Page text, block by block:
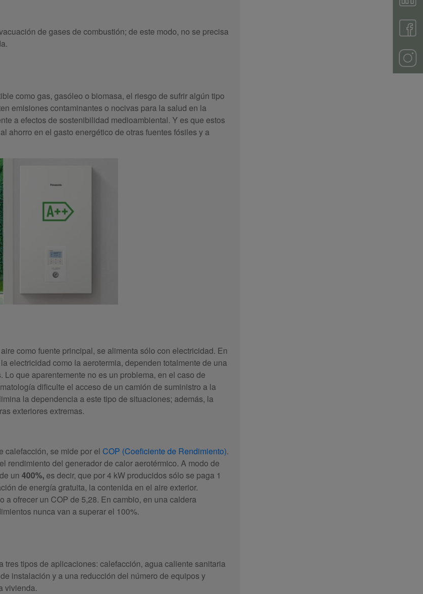
de gases de combustión; de este modo, no se precisa
como gas, gasóleo o biomasa, el riesgo de sufrir algún tipo
emisiones contaminantes o nocivas para la salud en la
a efectos de sostenibilidad medioambiental. Y es que estos
ahorro en el gasto energético de otras fuentes fósiles y a
como fuente principal, se alimenta sólo con electricidad. En
electricidad como la aerotermia, dependen totalmente de una
que aparentemente no es un problema, en el caso de
dificulte el acceso de un camión de suministro a la
la dependencia a este tipo de situaciones; además, la
exteriores extremas.
calefacción, se mide por el COP (Coeficiente de Rendimiento).
rendimiento del generador de calor aerotérmico. A modo de
un 400%,es decir, que por 4 kW producidos sólo se paga 1
de energía gratuita, la contenida en el aire exterior.
ofrecer un COP de 5,28. En cambio, en una caldera
nunca van a superar el 100%.
tipos de aplicaciones: calefacción, agua caliente sanitaria
instalación y a una reducción del número de equipos y
vivienda.